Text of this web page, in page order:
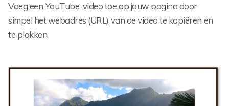
Voeg een YouTube-video toe op jouw pagina door
simpel het webadres (URL) van de video te kopiëren en
te plakken.